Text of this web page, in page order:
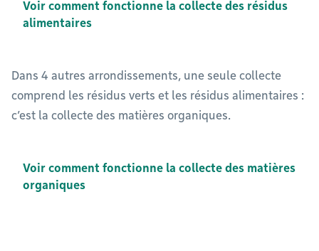
Voir comment fonctionne la collecte des résidus
alimentaires
Dans 4 autres arrondissements, une seule collecte
comprend les résidus verts et les résidus alimentaires :
c’est la collecte des matières organiques.
Voir comment fonctionne la collecte des matières
organiques